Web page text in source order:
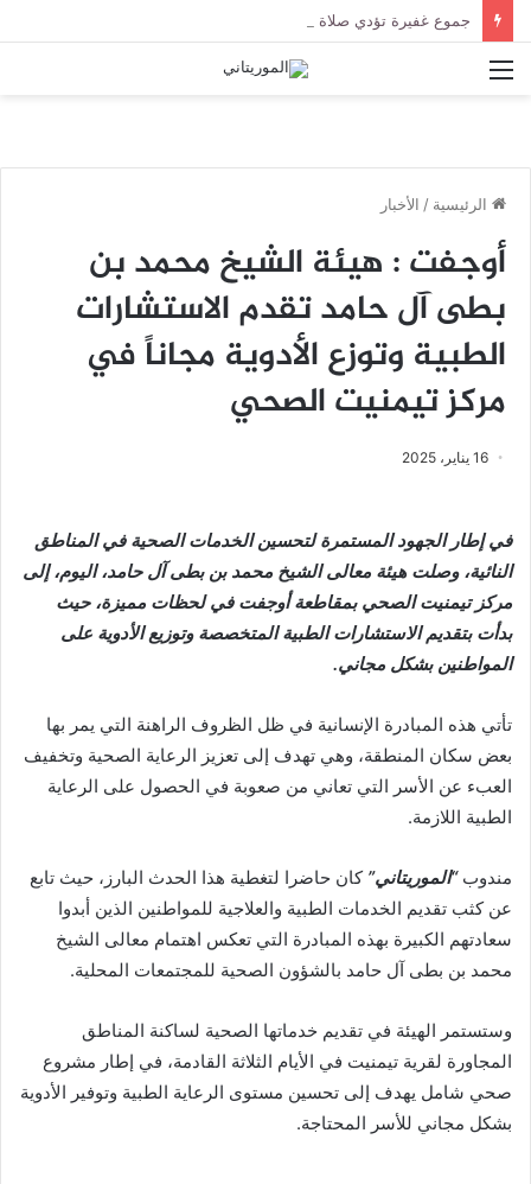
القائمة
الرئيسية / الأخبار
أوجفت : هيئة الشيخ محمد بن
بطى آل حامد تقدم الاستشارات
الطبية وتوزع الأدوية مجاناً في
مركز تيمنيت الصحي
16 يناير، 2025
في إطار الجهود المستمرة لتحسين الخدمات الصحية في المناطق
النائية، وصلت هيئة معالى الشيخ محمد بن بطى آل حامد، اليوم، إلى
مركز تيمنيت الصحي بمقاطعة أوجفت في لحظات مميزة، حيث
بدأت بتقديم الاستشارات الطبية المتخصصة وتوزيع الأدوية على
المواطنين بشكل مجاني.
تأتي هذه المبادرة الإنسانية في ظل الظروف الراهنة التي يمر بها
بعض سكان المنطقة، وهي تهدف إلى تعزيز الرعاية الصحية وتخفيف
العبء عن الأسر التي تعاني من صعوبة في الحصول على الرعاية
الطبية اللازمة.
مندوب “الموريتاني”كان حاضرا لتغطية هذا الحدث البارز، حيث تابع
عن كثب تقديم الخدمات الطبية والعلاجية للمواطنين الذين أبدوا
سعادتهم الكبيرة بهذه المبادرة التي تعكس اهتمام معالى الشيخ
محمد بن بطى آل حامد بالشؤون الصحية للمجتمعات المحلية.
وستستمر الهيئة في تقديم خدماتها الصحية لساكنة المناطق
المجاورة لقرية تيمنيت في الأيام الثلاثة القادمة، في إطار مشروع
صحي شامل يهدف إلى تحسين مستوى الرعاية الطبية وتوفير الأدوية
بشكل مجاني للأسر المحتاجة.